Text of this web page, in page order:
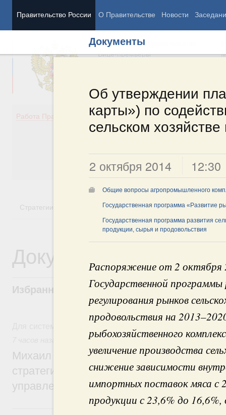
Правительство России О Правительстве Новости
Документы
Об утверждении
карты») по
сельском
2 октября 2014 12:30
Общие вопросы агропромышленного
Государственная программа «Развитие
Государственная программа развития
продукции, сырья и продовольствия
Распоряжение от 2
Государственной программы
регулирования рынков
продовольствия на
рыбохозяйственного
увеличение производства
снижение зависимости
импортных поставок мяса с
продукции с 23,6% до
Председатель Правительства
Вице-премьеры
Работа Правительства
Демография
Здоровье
Государство
Стратегии Государственные программы
Документы
Избранные документы со справками к
Для системного поиска перейдите в раздел "Поиск по
Технологическое развитие. Инновации
Михаил Мишустин дал поручения по
стратегической сессии о
управления научно-технологическим
Вчера